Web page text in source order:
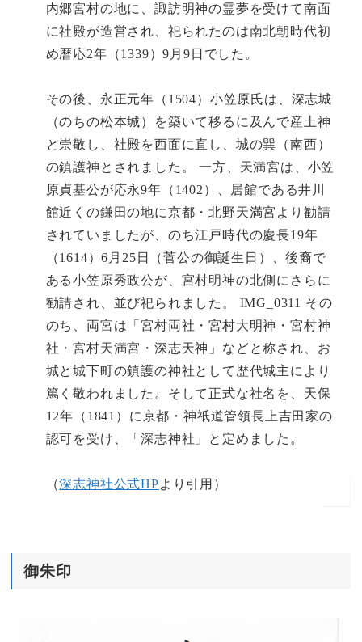
内郷宮村の地に、諏訪明神の霊夢を受けて南面
に社殿が造営され、祀られたのは南北朝時代初
め暦応2年（1339）9月9日でした。
その後、永正元年（1504）小笠原氏は、深志城
（のちの松本城）を築いて移るに及んで産土神
と崇敬し、社殿を西面に直し、城の巽（南西）
の鎮護神とされました。 一方、天満宮は、小笠
原貞基公が応永9年（1402）、居館である井川
館近くの鎌田の地に京都・北野天満宮より勧請
されていましたが、のち江戸時代の慶長19年
（1614）6月25日（菅公の御誕生日）、後裔で
ある小笠原秀政公が、宮村明神の北側にさらに
勧請され、並び祀られました。 IMG_0311 その
のち、両宮は「宮村両社・宮村大明神・宮村神
社・宮村天満宮・深志天神」などと称され、お
城と城下町の鎮護の神社として歴代城主により
篤く敬われました。そして正式な社名を、天保
12年（1841）に京都・神祇道管領長上吉田家の
認可を受け、「深志神社」と定めました。
（深志神社公式HPより引用）
御朱印